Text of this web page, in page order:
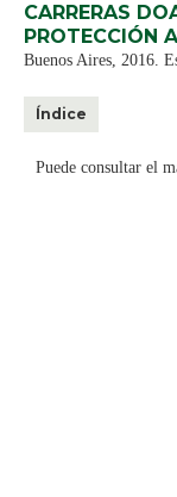
CARRERAS
PROTECCIÓN
Buenos Aires, 2016.
Índice
Puede consultar el